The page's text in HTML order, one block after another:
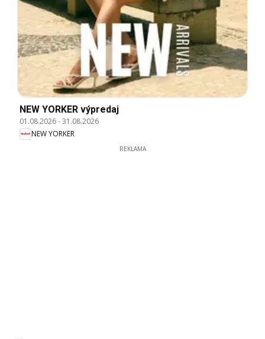
NEW YORKER výpredaj
01.08.2026-31.08.2026
NEW YORKER
REKLAMA